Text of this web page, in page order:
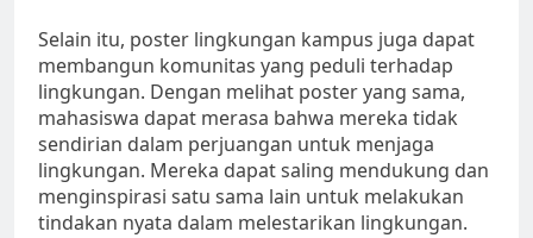
Selain itu, poster lingkungan kampus juga dapat
membangun komunitas yang peduli terhadap
lingkungan. Dengan melihat poster yang sama,
mahasiswa dapat merasa bahwa mereka tidak
sendirian dalam perjuangan untuk menjaga
lingkungan. Mereka dapat saling mendukung dan
menginspirasi satu sama lain untuk melakukan
tindakan nyata dalam melestarikan lingkungan.